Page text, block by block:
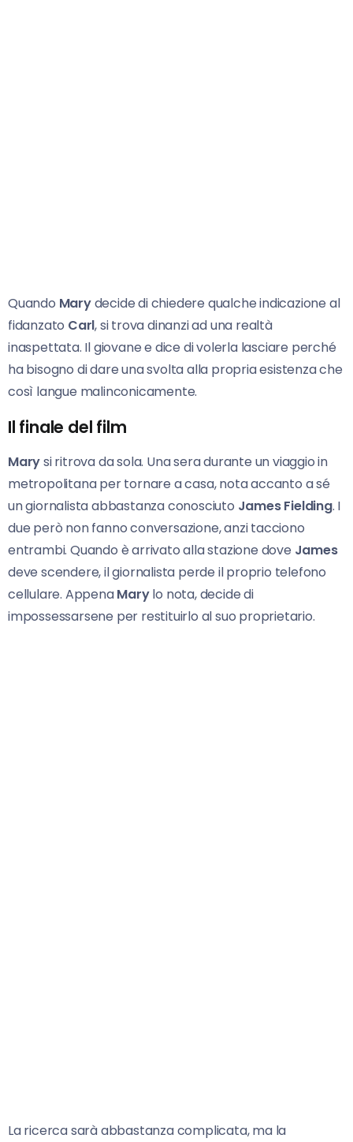
Quando Marydecide di chiedere qualche indicazione al
fidanzato Carl, si trova dinanzi ad una realtà
inaspettata. Il giovane e dice di volerla lasciare perché
ha bisogno di dare una svolta alla propria esistenza che
così langue malinconicamente.
Il finale del film
Marysi ritrova da sola. Una sera durante un viaggio in
metropolitana per tornare a casa, nota accanto a sé
un giornalista abbastanza conosciuto James Fielding. I
due però non fanno conversazione, anzi tacciono
entrambi. Quando è arrivato alla stazione dove James
deve scendere, il giornalista perde il proprio telefono
cellulare. AppenaMarylo nota, decide di
impossessarsene per restituirlo al suo proprietario.
La ricerca sarà abbastanza complicata, ma la